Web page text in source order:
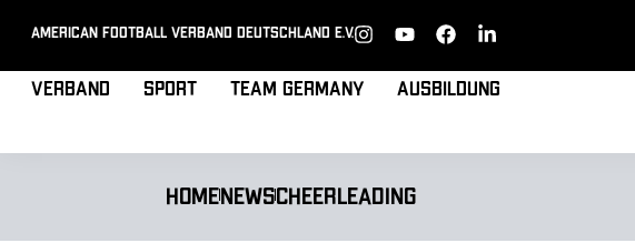
American Football Verband Deutschland e.V.
Verband Sport Team Germany Ausbildung
HomeNewsCheerleading